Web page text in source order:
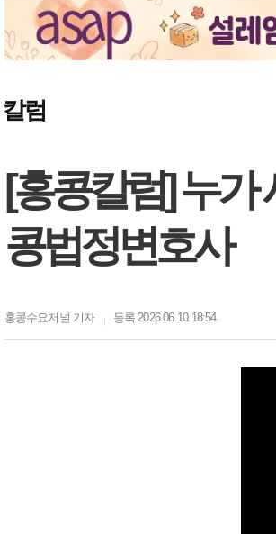
칼럼
[홍콩칼럼] 누가
콩법정변호사
홍콩수요저널 기자 등록 2026.06.10 18:54